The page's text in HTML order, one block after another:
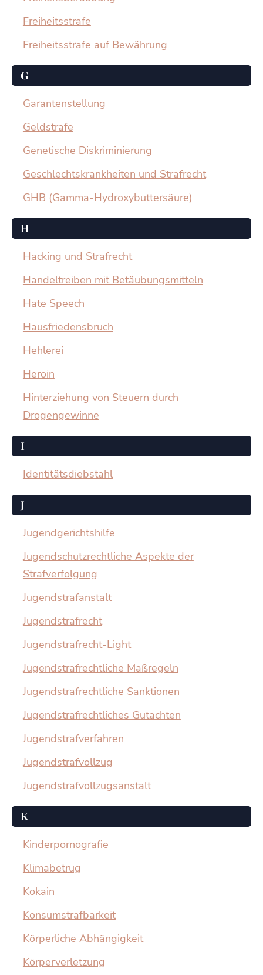
Freiheitsstrafe
Freiheitsstrafe auf Bewährung
G
Garantenstellung
Geldstrafe
Genetische Diskriminierung
Geschlechtskrankheiten und Strafrecht
GHB (Gamma-Hydroxybuttersäure)
H
Hacking und Strafrecht
Handeltreiben mit Betäubungsmitteln
Hate Speech
Hausfriedensbruch
Hehlerei
Heroin
Hinterziehung von Steuern durch
Drogengewinne
I
Identitätsdiebstahl
J
Jugendgerichtshilfe
Jugendschutzrechtliche Aspekte der
Strafverfolgung
Jugendstrafanstalt
Jugendstrafrecht
Jugendstrafrecht-Light
Jugendstrafrechtliche Maßregeln
Jugendstrafrechtliche Sanktionen
Jugendstrafrechtliches Gutachten
Jugendstrafverfahren
Jugendstrafvollzug
Jugendstrafvollzugsanstalt
K
Kinderpornografie
Klimabetrug
Kokain
Konsumstrafbarkeit
Körperliche Abhängigkeit
Körperverletzung